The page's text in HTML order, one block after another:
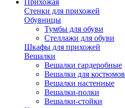
Прихожая
Стенки для прихожей
Обувницы
Тумбы для обуви
Стеллажи для обуви
Шкафы для прихожей
Вешалки
Вешалки гардеробные
Вешалки для костюмов
Вешалки настенные
Вешалки-полки
Вешалки-стойки